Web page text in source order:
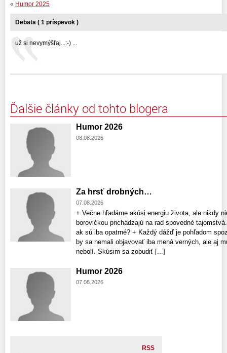
« Humor 2025
Debata ( 1 príspevok )
už si nevymýšľaj...:-) ...
Ďalšie články od tohto blogera
Humor 2026
08.08.2026
Za hrsť drobných…
07.08.2026
+ Večne hľadáme akúsi energiu života, ale nikdy
borovičkou prichádzajú na rad spovedné
ak sú iba opatrné? + Každý dážď je pohľadom
by sa nemali objavovať iba mená verných, ale aj
nebolí. Skúsim sa zobudiť [...]
Humor 2026
07.08.2026
RSS